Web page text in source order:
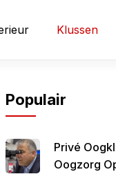
Klussen
Populair
Privé
Oogzorg